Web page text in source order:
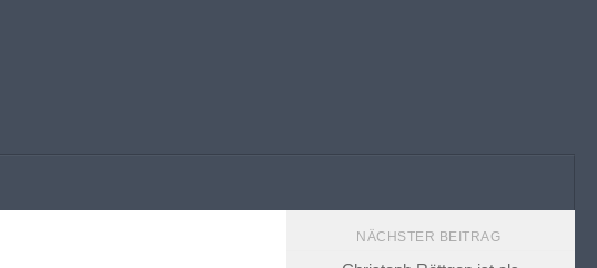
NÄCHSTER BEITRAG